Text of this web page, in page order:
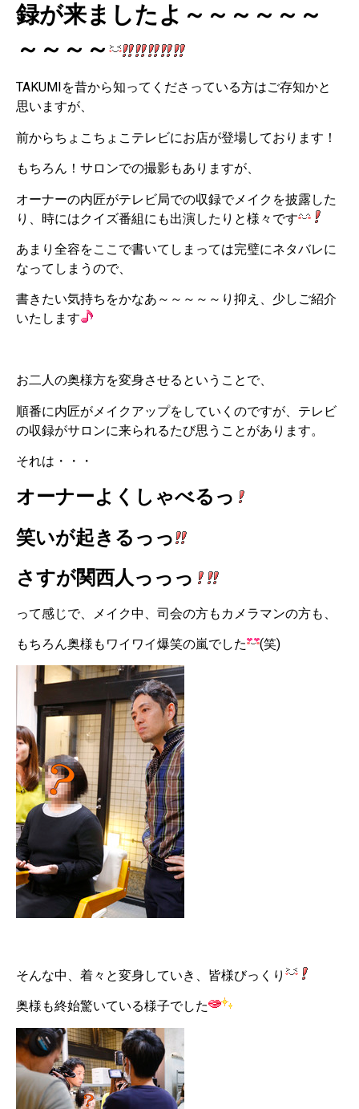
録が来ましたよ～～～～～～
～～～～
TAKUMIを昔から知ってくださっている方はご存知かと
思いますが、
前からちょこちょこテレビにお店が登場しております！
もちろん！サロンでの撮影もありますが、
オーナーの内匠がテレビ局での収録でメイクを披露した
り、時にはクイズ番組にも出演したりと様々です
あまり全容をここで書いてしまっては完璧にネタバレに
なってしまうので、
書きたい気持ちをかなあ～～～～～り抑え、少しご紹介
いたします
お二人の奥様方を変身させるということで、
順番に内匠がメイクアップをしていくのですが、テレビ
の収録がサロンに来られるたび思うことがあります。
それは・・・
オーナーよくしゃべるっ
笑いが起きるっっ
さすが関西人っっっ
って感じで、メイク中、司会の方もカメラマンの方も、
もちろん奥様もワイワイ爆笑の嵐でした (笑)
そんな中、着々と変身していき、皆様びっくり
奥様も終始驚いている様子でした